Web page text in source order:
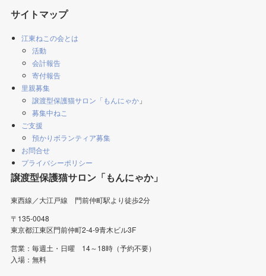
サイトマップ
江東ねこの会とは
活動
会計報告
寄付報告
里親募集
譲渡型保護猫サロン「もんにゃか 」
募集中ねこ
ご支援
預かりボランティア募集
お問合せ
プライバシーポリシー
譲渡型保護猫サロン「もんにゃか」
東西線／大江戸線 門前仲町駅より徒歩2分
〒135-0048
東京都江東区門前仲町2-4-9青木ビル3F
営業：毎週土・日曜 14～18時（予約不要）
入場：無料